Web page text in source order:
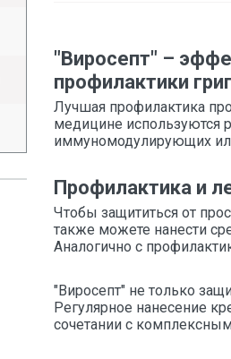
"Виросепт" –
профилактики
Лучшая профилактика
медицине используются
иммуномодулирующих
Профилактика и
Чтобы защититься от
также можете нанести
Аналогично с
"Виросепт" не только
Регулярное нанесение
сочетании с